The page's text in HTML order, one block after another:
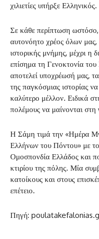
χιλιετίες υπήρξε Ελληνικός.
Σε κάθε περίπτωση
αυτονόητο χρέος όλων μας,
ιστορικής μνήμης, μέχρι η
επίσημα τη Γενοκτονία
αποτελεί υποχρέωσή μας,
της παγκόσμιας ιστορίας
καλύτερο μέλλον. Ειδικά
πολέμους να μαίνονται στη
Η Σάμη τιμά την «Ημέρα
Ελλήνων του Πόντου» με
Ομοσπονδία Ελλάδος και
κτιρίου της πόλης. Μία
κατοίκους και στους
επέτειο.
Πηγή: